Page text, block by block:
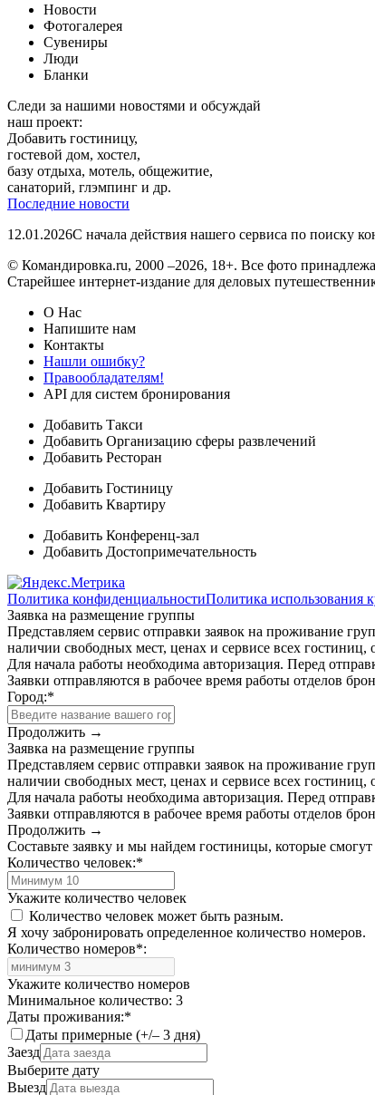
Новости
Фотогалерея
Сувениры
Люди
Бланки
Следи за нашими новостями и обсуждай
наш проект:
Добавить гостиницу,
гостевой дом, хостел,
базу отдыха, мотель, общежитие,
санаторий, глэмпинг и др.
Последние новости
12.01.2026С начала действия нашего сервиса по поиску
© Командировка.ru, 2000 –2026, 18+. Все фото
Старейшее интернет-издание для деловых
О Нас
Напишите нам
Контакты
Нашли ошибку?
Правообладателям!
API для систем бронирования
Добавить Такси
Добавить Организацию сферы развлечений
Добавить Ресторан
Добавить Гостиницу
Добавить Квартиру
Добавить Конференц-зал
Добавить Достопримечательность
Политика конфиденциальностиПолитика использования
Заявка на размещение группы
Представляем сервис отправки заявок на проживание
наличии свободных мест, ценах и сервисе всех гостиниц,
Для начала работы необходима авторизация. Перед
Заявки отправляются в рабочее время работы отделов
Город:*
Продолжить →
Заявка на размещение группы
Представляем сервис отправки заявок на проживание
наличии свободных мест, ценах и сервисе всех гостиниц,
Для начала работы необходима авторизация. Перед
Заявки отправляются в рабочее время работы отделов
Продолжить →
Составьте заявку и мы найдем гостиницы, которые
Количество человек:*
Укажите количество человек
Количество человек может быть разным.
Я хочу забронировать определенное количество номеров.
Количество номеров*:
Укажите количество номеров
Минимальное количество: 3
Даты проживания:*
Даты примерные (+/– 3 дня)
Заезд
Выберите дату
Выезд